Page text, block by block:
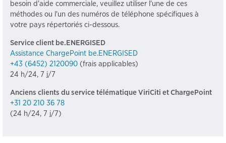
besoin d'aide commerciale, veuillez utiliser l'une de ces
méthodes ou l'un des numéros de téléphone spécifiques à
votre pays répertoriés ci-dessous.
Service client be.ENERGISED
Assistance ChargePoint be.ENERGISED
+43 (6452) 2120090 (frais applicables)
24 h/24, 7 j/7
Anciens clients du service télématique ViriCiti et ChargePoint
+31 20 210 36 78
(24 h/24, 7 j/7)